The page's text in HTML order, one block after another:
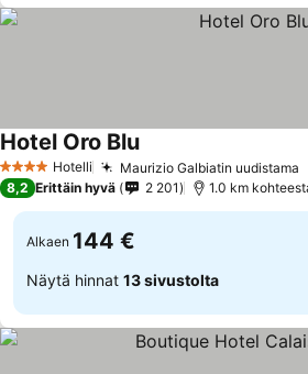
4 Tähtiluokitus
Hotelli Maurizio Galbiatin uudistama
Hotel Oro Blu
8,2 Erittäin hyvä 2 201 1.0 km
Alkaen 144 €
Näytä hinnat 13 sivustolta